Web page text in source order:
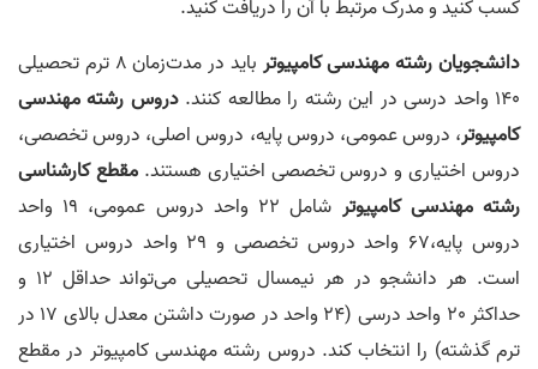
کسب کنید و مدرک مرتبط با آن را دریافت کنید.
دانشجویان رشتهمهندسی کامپیوتر
باید در مدت‌زمان 8 ترم تحصیلی
140 واحد درسی در این رشته را مطالعه کنند.
دروس رشته مهندسی
کامپیوتر، دروس عمومی، دروس پایه، دروس اصلی، دروس تخصصی،
دروس اختیاری و دروس تخصصی اختیاری هستند.مقطع کارشناسی
رشتهمهندسی کامپیوتر
شامل 22 واحد دروس عمومی، 19 واحد
دروس پایه،67 واحد دروس تخصصی و 29 واحد دروس اختیاری
است. هر دانشجو در هر نیمسال تحصیلی می‌تواند حداقل 12 و
حداکثر 20 واحد درسی (24 واحد در صورت داشتن معدل بالای 17 در
ترم گذشته) را انتخاب کند. دروس رشته مهندسی کامپیوتر در مقطع